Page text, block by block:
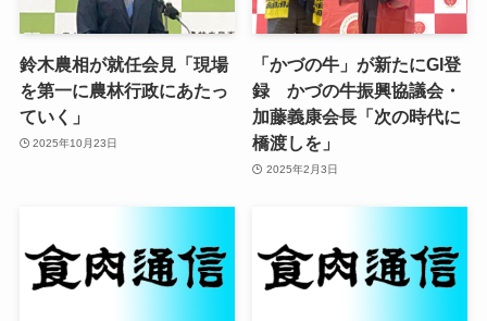
鈴木農相が就任会見「現場
を第一に農林行政にあたっ
ていく」
2025年10月23日
「かづの牛」が新たにGI登
録 かづの牛振興協議会・
加藤義康会長「次の時代に
橋渡しを」
2025年2月3日